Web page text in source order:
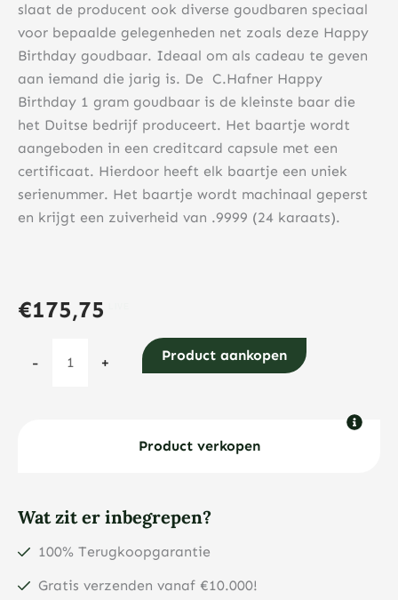
slaat de producent ook diverse goudbaren speciaal
voor bepaalde gelegenheden net zoals deze Happy
Birthday goudbaar. Ideaal om als cadeau te geven
aan iemand die jarig is. De C.Hafner Happy
Birthday 1 gram goudbaar is de kleinste baar die
het Duitse bedrijf produceert. Het baartje wordt
aangeboden in een creditcard capsule met een
certificaat. Hierdoor heeft elk baartje een uniek
serienummer. Het baartje wordt machinaal geperst
en krijgt een zuiverheid van .9999 (24 karaats).
€175,75
- + Product aankopen
Product verkopen
Wat zit er inbegrepen?
100% Terugkoopgarantie
Gratis verzenden vanaf €10.000!